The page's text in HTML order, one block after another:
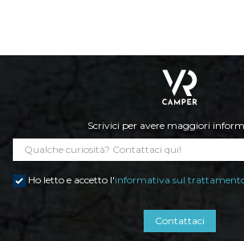
Scrivici per avere maggiori
Ho letto e accetto l'informativa sul
Contattaci